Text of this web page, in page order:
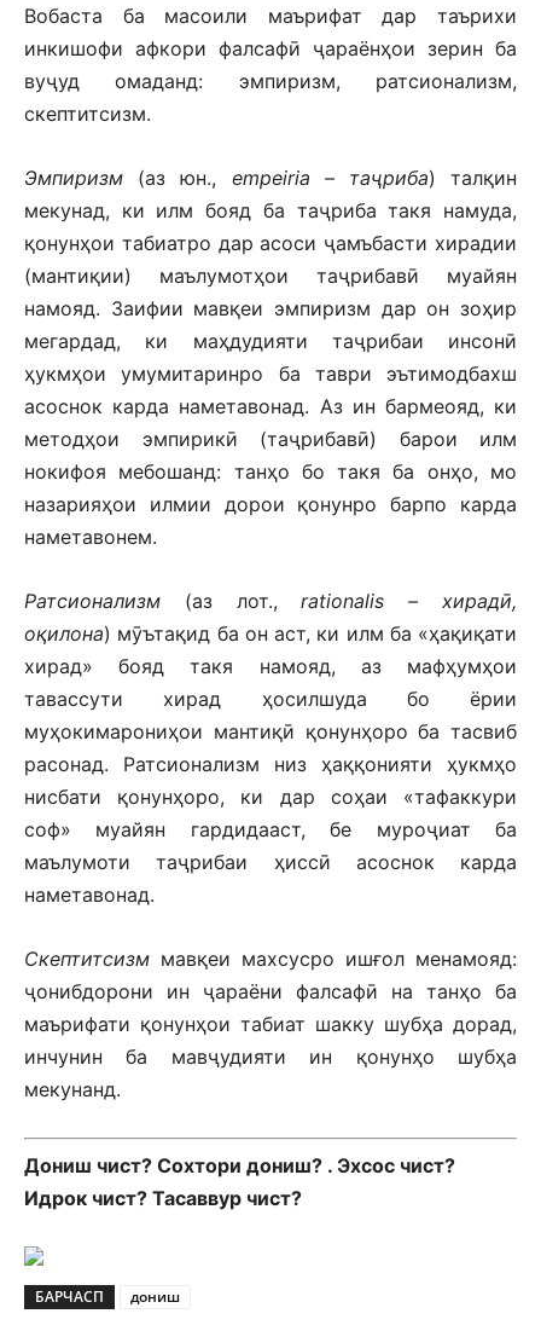
Вобаста ба масоили маърифат дар таърихи
инкишофи афкори фалсафӣ ҷараёнҳои зерин ба
вуҷуд омаданд: эмпиризм, ратсионализм,
скептитсизм.
Эмпиризм (аз юн., empeiria – таҷриба) талқин
мекунад, ки илм бояд ба таҷриба такя намуда,
қонунҳои табиатро дар асоси ҷамъбасти хирадии
(мантиқии) маълумотҳои таҷрибавӣ муайян
намояд. Заифии мавқеи эмпиризм дар он зоҳир
мегардад, ки маҳдудияти таҷрибаи инсонӣ
ҳукмҳои умумитаринро ба таври эътимодбахш
асоснок карда наметавонад. Аз ин бармеояд, ки
методҳои эмпирикӣ (таҷрибавӣ) барои илм
нокифоя мебошанд: танҳо бо такя ба онҳо, мо
назарияҳои илмии дорои қонунро барпо карда
наметавонем.
Ратсионализм (аз лот.,rationalis – хирадӣ,
оқилона) мӯътақид ба он аст, ки илм ба «ҳақиқати
хирад» бояд такя намояд, аз мафҳумҳои
тавассути хирад ҳосилшуда бо ёрии
муҳокимарониҳои мантиқӣ қонунҳоро ба тасвиб
расонад. Ратсионализм низ ҳаққонияти ҳукмҳо
нисбати қонунҳоро, ки дар соҳаи «тафаккури
соф» муайян гардидааст, бе муроҷиат ба
маълумоти таҷрибаи ҳиссӣ асоснок карда
наметавонад.
Скептитсизм мавқеи махсусро ишғол менамояд:
ҷонибдорони ин ҷараёни фалсафӣ на танҳо ба
маърифати қонунҳои табиат шакку шубҳа дорад,
инчунин ба мавҷудияти ин қонунҳо шубҳа
мекунанд.
Дониш чист? Сохтори дониш? . Эхсос чист?
Идрок чист? Тасаввур чист?
БАРЧАСП дониш